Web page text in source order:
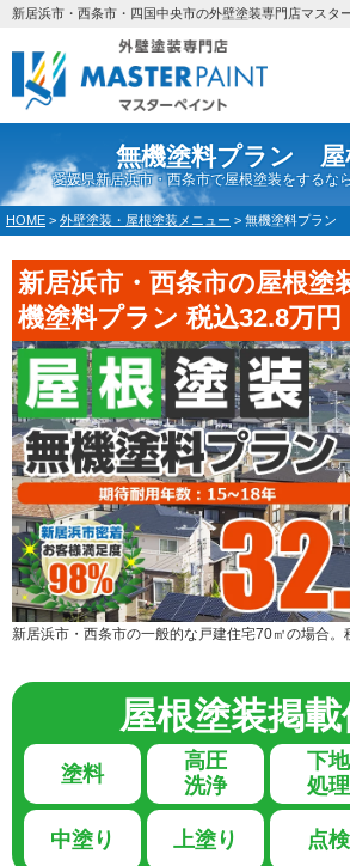
新居浜市・西条市・四国中央市の外壁塗装専門店マスタ
無機塗料プラン 屋
愛媛県新居浜市・西条市で屋根塗装をするな
HOME > 外壁塗装・屋根塗装メニュー > 無機塗料プラン
新居浜市・西条市の屋根塗
機塗料プラン 税込32.8万円
新居浜市・西条市の一般的な戸建住宅70㎡の場合。
屋根塗装掲
塗料
高圧
洗浄
下地
処理
中塗り 上塗り 点検